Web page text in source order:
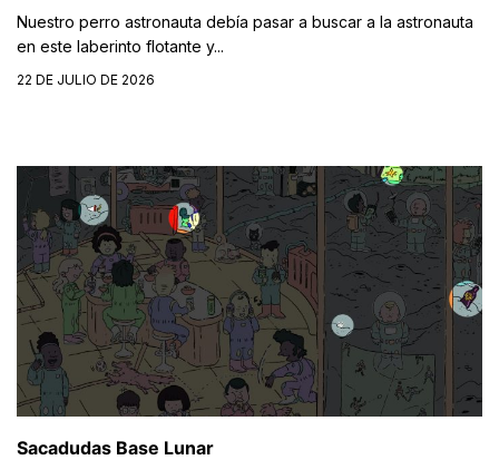
Nuestro perro astronauta debía pasar a buscar a la astronauta
en este laberinto flotante y...
22 DE JULIO DE 2026
Sacadudas Base Lunar